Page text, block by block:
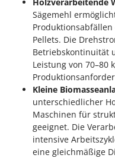
Redback
Resto Italia
Ribimex
Ripartrak
Ritter
River Systems
Robomow
Rossofuoco
Sägemehl
Pellets. Die
Betriebskontinuität
Leistung von 70–80
Kleine
unterschiedlicher
Maschinen für
geeignet. Die
intensive
eine gleichmäßige